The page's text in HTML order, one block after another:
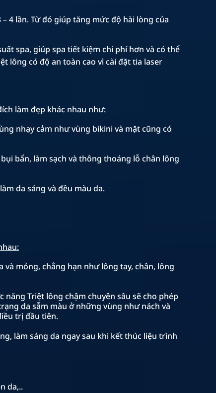
4 lần. Từ đó giúp tăng mức độ hài lòng của
spa, giúp spa tiết kiệm chi phí hơn và có thể
lông có độ an toàn cao vì cài đặt tia laser
làm đẹp khác nhau như:
nhạy cảm như vùng bikini và mặt cũng có
bẩn, làm sạch và thông thoáng lỗ chân lông
da sáng và đều màu da.
và mỏng, chẳng hạn như lông tay, chân, lông
năng Triệt lông chậm chuyên sâu sẽ cho phép
da sẫm màu ở những vùng như nách và
trị đầu tiên.
làm sáng da ngay sau khi kết thúc liệu trình
da,..